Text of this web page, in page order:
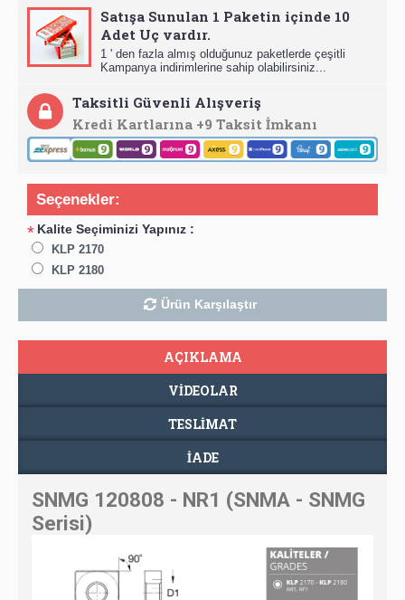
Satışa Sunulan 1 Paketin içinde 10
Adet Uç vardır.
1 ' den fazla almış olduğunuz paketlerde çeşitli
Kampanya indirimlerine sahip olabilirsiniz...
Taksitli Güvenli Alışveriş
Kredi Kartlarına +9 Taksit İmkanı
Seçenekler:
* Kalite Seçiminizi Yapınız :
KLP 2170
KLP 2180
Ürün Karşılaştır
AÇIKLAMA
VIDEOLAR
TESLIMAT
İADE
SNMG 120808 - NR1 (SNMA - SNMG
Serisi)